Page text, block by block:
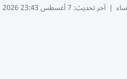
| آخر تحديث:7 أغسطس 23:43 2026